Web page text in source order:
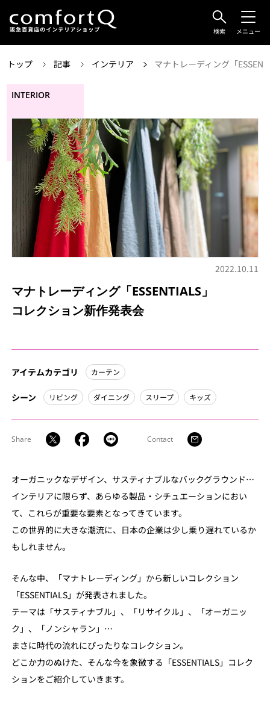
検索 メニュー
トップ 記事 インテリア マナトレーディング「
INTERIOR
2022.10.11
マナトレーディング「ESSENTIALS」
コレクション新作発表会
アイテムカテゴリ カーテン
シーン リビング ダイニング スリープ キッズ
Share Contact
オーガニックなデザイン、サスティナブルなバックグラウンド…
インテリアに限らず、あらゆる製品・シチュエーションにおい
て、これらが重要な要素となってきています。
この世界的に大きな潮流に、日本の企業は少し乗り遅れているか
もしれません。
そんな中、「マナトレーディング」から新しいコレクション
「ESSENTIALS」が発表されました。
テーマは「サスティナブル」、「リサイクル」、「オーガニッ
ク」、「ノンシャラン」…
まさに時代の流れにぴったりなコレクション。
どこか力のぬけた、そんな今を象徴する「ESSENTIALS」コレク
ションをご紹介していきます。